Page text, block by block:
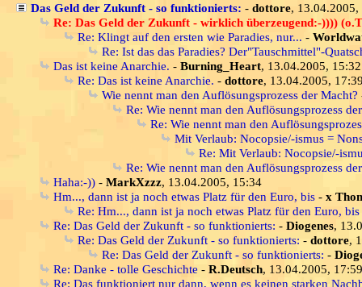
Das Geld der Zukunft - so funktionierts: - dottore, 13.04.2005,
Re: Das Geld der Zukunft - wirklich überzeugend:-))))
Re: Klingt auf den ersten wie Paradies, nur... -
Re: Ist das das Paradies? Der"Tauschmittel"-
Das ist keine Anarchie. - Burning_Heart, 13.04.2005, 15:32
Re: Das ist keine Anarchie. - dottore, 13.04.2005,
Wie nennt man den Auflösungsprozess der Macht?
Re: Wie nennt man den Auflösungsprozess
Re: Wie nennt man den
Mit Verlaub: Nocopsie/-ismus =
Re: Mit Verlaub: Nocopsie/-
Re: Wie nennt man den Auflösungsprozess
Haha:-)) - MarkXzzz, 13.04.2005, 15:34
Hm..., dann ist ja noch etwas Platz für den Euro, bis - x
Re: Hm..., dann ist ja noch etwas Platz für den Euro, bis
Re: Das Geld der Zukunft - so funktionierts: - Diogenes,
Re: Das Geld der Zukunft - so funktionierts: - dottore,
Re: Das Geld der Zukunft - so funktionierts: -
Re: Danke - tolle Geschichte - R.Deutsch, 13.04.2005, 17:59
Re: Das funktioniert nur dann, wenn es keinen starken